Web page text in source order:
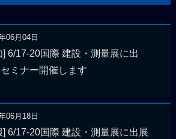
06月04日
] 6/17-20国際 建設・測量展に出
ミナー開催します
06月18日
] 6/17-20国際 建設・測量展に出展